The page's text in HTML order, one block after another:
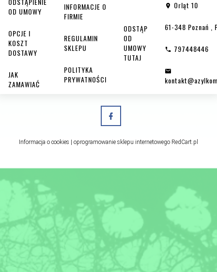
OD UMOWY
OPCJE I
KOSZT
DOSTAWY
JAK
ZAMAWIAĆ
INFORMACJE O
FIRMIE
REGULAMIN
SKLEPU
POLITYKA
PRYWATNOŚCI
ODSTĄP
OD
UMOWY
TUTAJ
Orląt 10
61-348 Poznań
797448446
Informacja o cookies | oprogramowanie sklepu internetowego RedCart.pl